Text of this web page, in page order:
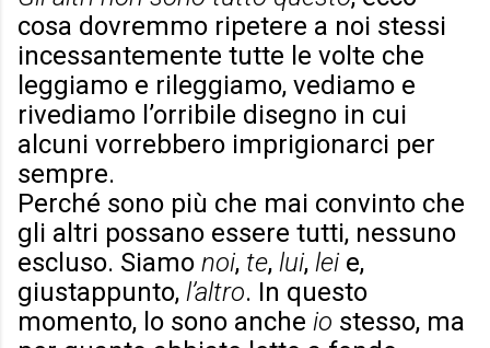
cosa dovremmo ripetere a noi stessi
incessantemente tutte le volte che
leggiamo e rileggiamo, vediamo e
rivediamo l’orribile disegno in cui
alcuni vorrebbero imprigionarci per
sempre.
Perché sono più che mai convinto che
gli altri possano essere tutti, nessuno
escluso. Siamo noi, te, lui, lei e,
giustappunto, l’altro. In questo
momento, lo sono anche io stesso, ma